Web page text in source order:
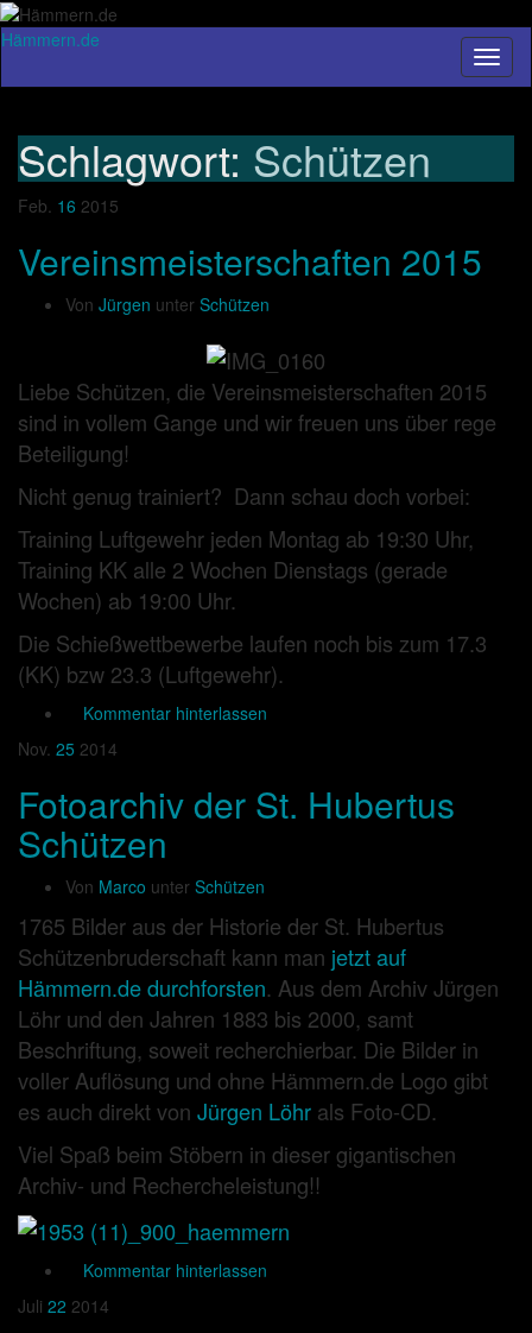
Hämmern.de
Schlagwort: Schützen
Feb. 16 2015
Vereinsmeisterschaften 2015
Von Jürgen unter Schützen
Liebe Schützen, die Vereinsmeisterschaften 2015
sind in vollem Gange und wir freuen uns über rege
Beteiligung!
Nicht genug trainiert? Dann schau doch vorbei:
Training Luftgewehr jeden Montag ab 19:30 Uhr,
Training KK alle 2 Wochen Dienstags (gerade
Wochen) ab 19:00 Uhr.
Die Schießwettbewerbe laufen noch bis zum 17.3
(KK) bzw 23.3 (Luftgewehr).
Kommentar hinterlassen
Nov. 25 2014
Fotoarchiv der St. Hubertus
Schützen
Von Marco unter Schützen
1765 Bilder aus der Historie der St. Hubertus
Schützenbruderschaft kann man jetzt auf
Hämmern.de durchforsten. Aus dem Archiv Jürgen
Löhr und den Jahren 1883 bis 2000, samt
Beschriftung, soweit recherchierbar. Die Bilder in
voller Auflösung und ohne Hämmern.de Logo gibt
es auch direkt von Jürgen Löhr als Foto-CD.
Viel Spaß beim Stöbern in dieser gigantischen
Archiv- und Rechercheleistung!!
Kommentar hinterlassen
Juli 22 2014